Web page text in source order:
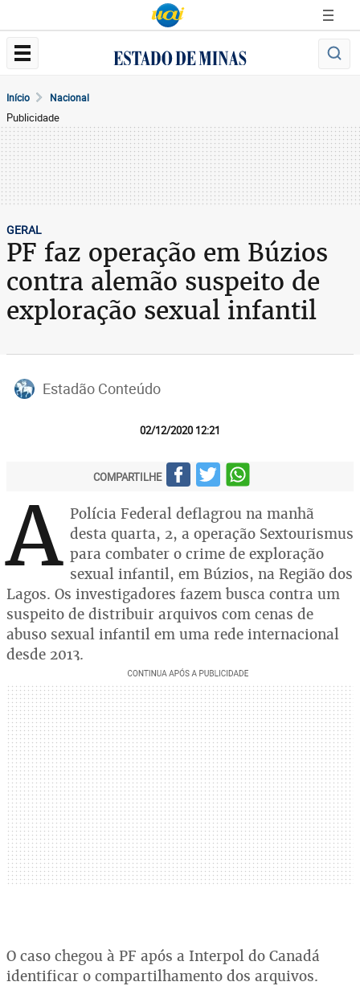
Início Nacional
Publicidade
GERAL
PF faz operação em Búzios
contra alemão suspeito de
exploração sexual infantil
Estadão Conteúdo
02/12/2020 12:21
COMPARTILHE
A Polícia Federal deflagrou na manhã
desta quarta, 2, a operação Sextourismus
para combater o crime de exploração
sexual infantil, em Búzios, na Região dos
Lagos. Os investigadores fazem busca contra um
suspeito de distribuir arquivos com cenas de
abuso sexual infantil em uma rede internacional
desde 2013.
O caso chegou à PF após a Interpol do Canadá
identificar o compartilhamento dos arquivos.